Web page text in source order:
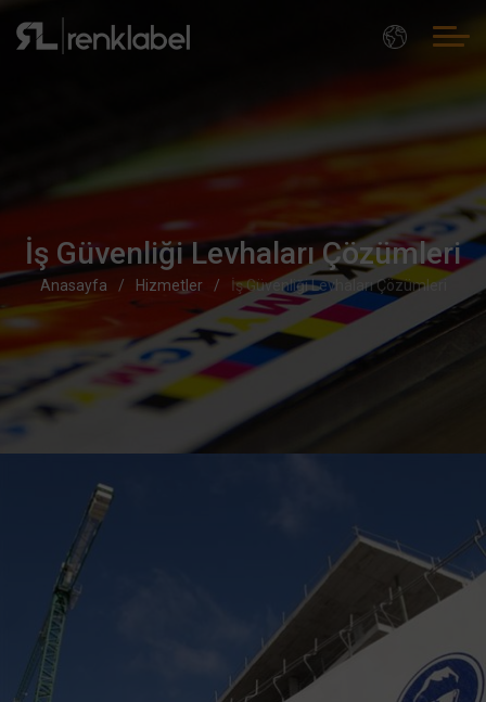
İş Güvenliği Levhaları Çözümleri
Anasayfa Hizmetler İş Güvenliği Levhaları Çözümleri